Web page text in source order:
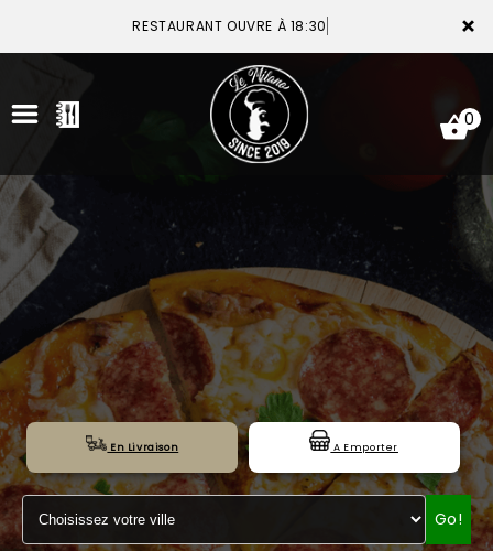
×
RESTAURANT OUVRE À 18:30
ACCUEIL
LA CARTE
VOTRE COMPTE
NOTRE RESTAURANT
VOS AVIS
MENTIONS LÉGALES
C.G.V
0
En Livraison A Emporter
Go!